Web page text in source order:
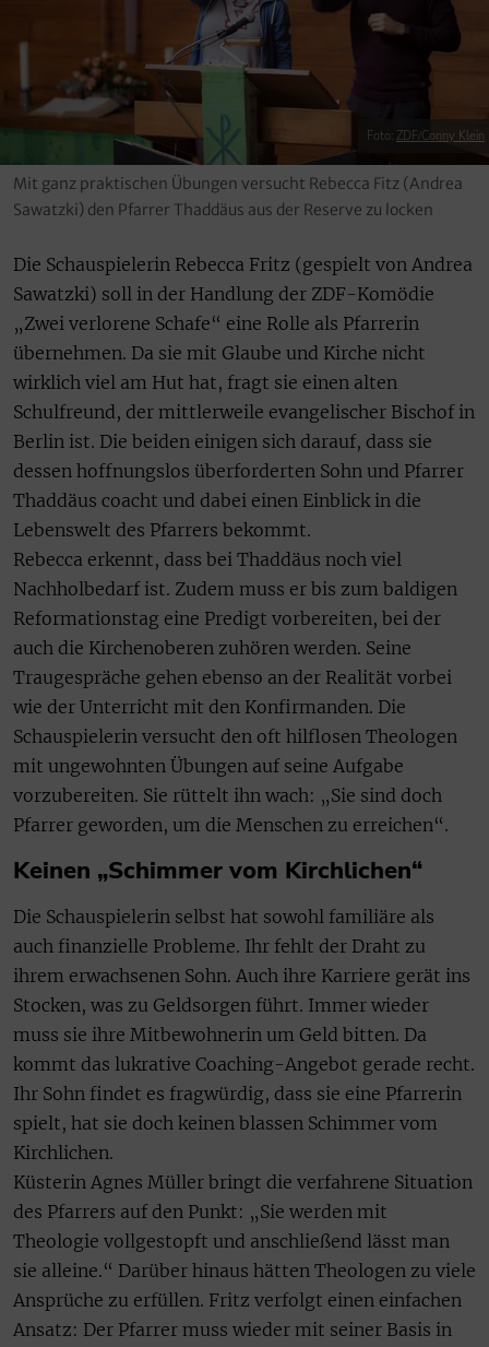
Foto: ZDF/Conny Klein
Mit ganz praktischen Übungen versucht Rebecca Fitz (Andrea
Sawatzki) den Pfarrer Thaddäus aus der Reserve zu locken
Die Schauspielerin Rebecca Fritz (gespielt von Andrea
Sawatzki) soll in der Handlung der ZDF-Komödie
„Zwei verlorene Schafe“ eine Rolle als Pfarrerin
übernehmen. Da sie mit Glaube und Kirche nicht
wirklich viel am Hut hat, fragt sie einen alten
Schulfreund, der mittlerweile evangelischer Bischof in
Berlin ist. Die beiden einigen sich darauf, dass sie
dessen hoffnungslos überforderten Sohn und Pfarrer
Thaddäus coacht und dabei einen Einblick in die
Lebenswelt des Pfarrers bekommt.
Rebecca erkennt, dass bei Thaddäus noch viel
Nachholbedarf ist. Zudem muss er bis zum baldigen
Reformationstag eine Predigt vorbereiten, bei der
auch die Kirchenoberen zuhören werden. Seine
Traugespräche gehen ebenso an der Realität vorbei
wie der Unterricht mit den Konfirmanden. Die
Schauspielerin versucht den oft hilflosen Theologen
mit ungewohnten Übungen auf seine Aufgabe
vorzubereiten. Sie rüttelt ihn wach: „Sie sind doch
Pfarrer geworden, um die Menschen zu erreichen“.
Keinen „Schimmer vom Kirchlichen“
Die Schauspielerin selbst hat sowohl familiäre als
auch finanzielle Probleme. Ihr fehlt der Draht zu
ihrem erwachsenen Sohn. Auch ihre Karriere gerät ins
Stocken, was zu Geldsorgen führt. Immer wieder
muss sie ihre Mitbewohnerin um Geld bitten. Da
kommt das lukrative Coaching-Angebot gerade recht.
Ihr Sohn findet es fragwürdig, dass sie eine Pfarrerin
spielt, hat sie doch keinen blassen Schimmer vom
Kirchlichen.
Küsterin Agnes Müller bringt die verfahrene Situation
des Pfarrers auf den Punkt: „Sie werden mit
Theologie vollgestopft und anschließend lässt man
sie alleine.“ Darüber hinaus hätten Theologen zu viele
Ansprüche zu erfüllen. Fritz verfolgt einen einfachen
Ansatz: Der Pfarrer muss wieder mit seiner Basis in